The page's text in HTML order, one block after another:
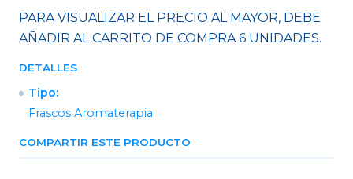
PARA VISUALIZAR EL PRECIO AL MAYOR, DEBE
AÑADIR AL CARRITO DE COMPRA 6 UNIDADES.
DETALLES
Tipo:
Frascos Aromaterapia
COMPARTIR ESTE PRODUCTO